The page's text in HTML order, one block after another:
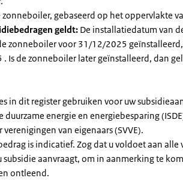
zonneboiler, gebaseerd op het oppervlakte
geldt: De installatiedatum van
zonneboiler voor 31/12/2025
Is de zonneboiler later geïnstalleerd, dan
in dit register gebruiken voor uw
duurzame energie en energiebesparing
van eigenaars (SVVE).
is indicatief. Zog dat u voldoet aan alle
subsidie aanvraagt, om in aanmerking te
ontleend.